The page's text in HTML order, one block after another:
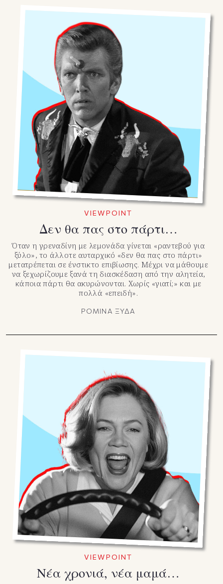
VIEWPOINT
Δεν θα πας στο πάρτι…
Όταν η γρεναδίνη με λεμονάδα γίνεται «ραντεβού για
ξύλο», το άλλοτε αυταρχικό «δεν θα πας στο πάρτι»
μετατρέπεται σε ένστικτο επιβίωσης. Μέχρι να μάθουμε
να ξεχωρίζουμε ξανά τη διασκέδαση από την αλητεία,
κάποια πάρτι θα ακυρώνονται. Χωρίς «γιατί;» και με
πολλά «επειδή».
ΡΟΜΙΝΑ ΞΥΔΑ
VIEWPOINT
Νέα χρονιά, νέα μαμά…